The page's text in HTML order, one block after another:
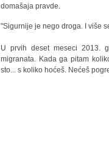
domašaja pravde.
"Sigurnije je nego droga. I više
U prvih deset meseci 2013.
migranata. Kada ga pitam
sto... s koliko hoćeš. Nećeš